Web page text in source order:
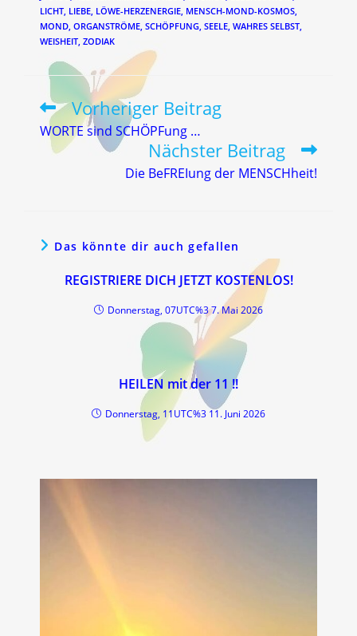
LICHT, LIEBE, LÖWE-HERZENERGIE, MENSCH-MOND-KOSMOS,
MOND, ORGANSTRÖME, SCHÖPFUNG, SEELE, WAHRES SELBST,
WEISHEIT, ZODIAK
Weitere
Artikel
ansehen
Vorheriger Beitrag
WORTE sind SCHÖPFung …
Nächster Beitrag
Die BeFREIung der MENSCHheit!
Das könnte dir auch gefallen
REGISTRIERE DICH JETZT KOSTENLOS!
Donnerstag, 07UTC%3 7. Mai 2026
HEILEN mit der 11 !!
Donnerstag, 11UTC%3 11. Juni 2026